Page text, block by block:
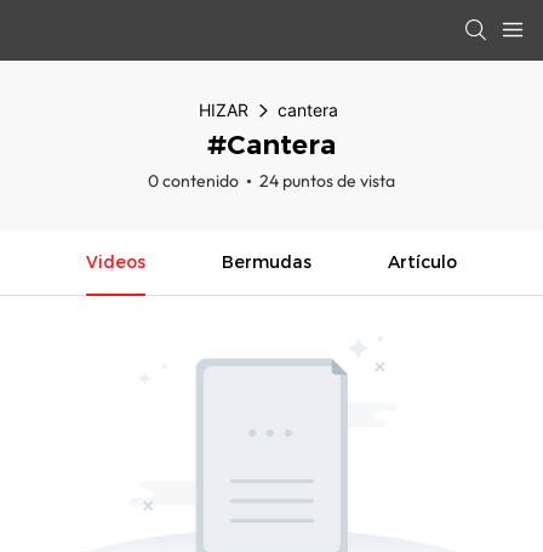
HIZAR cantera
#cantera
0 contenido 24 puntos de vista
Videos Bermudas Artículo